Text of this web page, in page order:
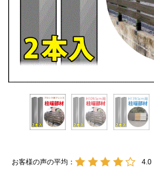
お客様の声の平均： 4.0